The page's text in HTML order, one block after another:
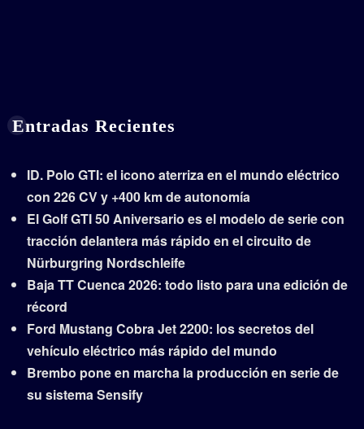
Entradas Recientes
ID. Polo GTI: el icono aterriza en el mundo eléctrico
con 226 CV y +400 km de autonomía
El Golf GTI 50 Aniversario es el modelo de serie con
tracción delantera más rápido en el circuito de
Nürburgring Nordschleife
Baja TT Cuenca 2026: todo listo para una edición de
récord
Ford Mustang Cobra Jet 2200: los secretos del
vehículo eléctrico más rápido del mundo
Brembo pone en marcha la producción en serie de
su sistema Sensify